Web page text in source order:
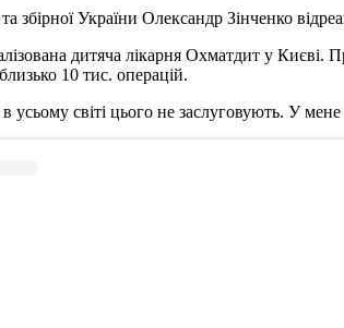
збірної України Олександр Зінченко
дитяча лікарня Охматдит у Києві.
10 тис. операцій.
в усьому світі цього не заслуговують. У